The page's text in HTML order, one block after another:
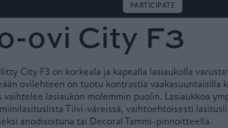
PARTICIPATE
ovi City F3
City F3 on korkeala ja kapealla lasiaukolla
ovilehteen on tuotu kontrastia vaakasuuntaisilla
lasiaukon molemmin puolin. Lasiaukkoa
Tiivi-väreissä, vaihtoehtoisesti
anodisoituna tai Decoral Tammi-pinnoitteella.